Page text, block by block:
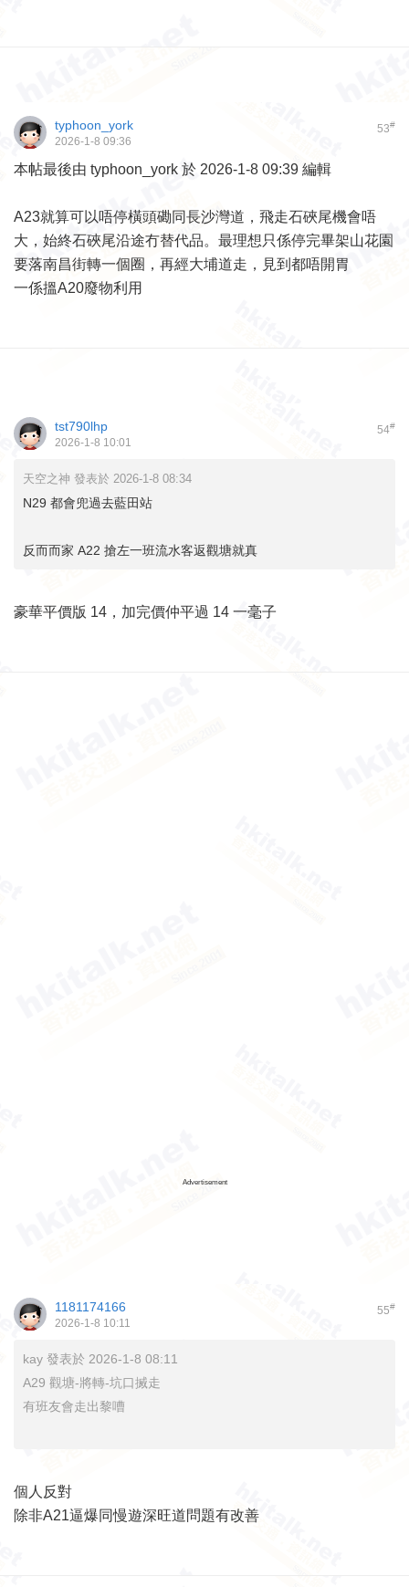
53#
typhoon_york
2026-1-8 09:36
本帖最後由 typhoon_york 於 2026-1-8 09:39 編輯
A23就算可以唔停橫頭磡同長沙灣道，飛走石硤尾機會唔
大，始終石硤尾沿途冇替代品。最理想只係停完畢架山花園
要落南昌街轉一個圈，再經大埔道走，見到都唔開胃
一係搵A20廢物利用
54#
tst790lhp
2026-1-8 10:01
天空之神 發表於 2026-1-8 08:34
N29 都會兜過去藍田站
反而而家 A22 搶左一班流水客返觀塘就真
豪華平價版 14，加完價仲平過 14 一毫子
Advertisement
55#
1181174166
2026-1-8 10:11
kay 發表於 2026-1-8 08:11
A29 觀塘-將轉-坑口搣走
有班友會走出黎嘈
個人反對
除非A21逼爆同慢遊深旺道問題有改善